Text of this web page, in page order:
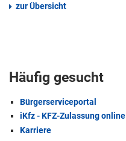
zur Übersicht
Häufig gesucht
Bürgerserviceportal
iKfz - KFZ-Zulassung online
Karriere